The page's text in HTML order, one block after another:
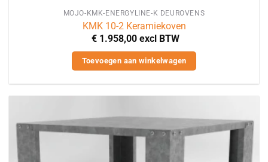
MOJO-KMK-ENERGYLINE-K DEUROVENS
KMK 10-2 Keramiekoven
€1.958,00 excl BTW
Toevoegen aan winkelwagen